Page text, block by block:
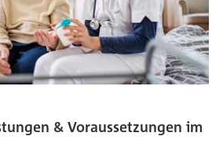
& Voraussetzungen im